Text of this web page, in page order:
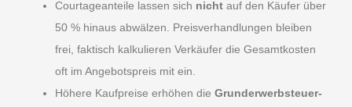
Courtageanteile lassen sich nicht auf den Käufer über
50 % hinaus abwälzen. Preisverhandlungen bleiben
frei, faktisch kalkulieren Verkäufer die Gesamtkosten
oft im Angebotspreis mit ein.
Höhere Kaufpreise erhöhen die Grunderwerbsteuer-